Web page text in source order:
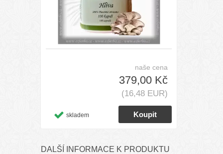
naše cena
379,00 Kč
(16,48 EUR)
skladem
DALŠÍ INFORMACE K PRODUKTU